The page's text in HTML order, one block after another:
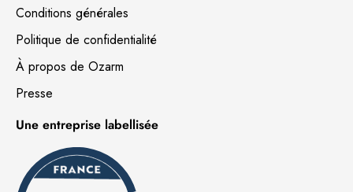
Conditions générales
Politique de confidentialité
À propos de Ozarm
Presse
Une entreprise labellisée